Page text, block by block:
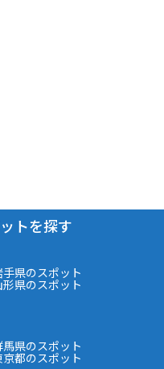
トを探す
手県のスポット
形県のスポット
馬県のスポット
京都のスポット